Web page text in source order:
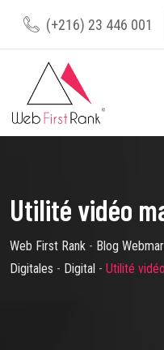
(+216) 23 446 001
Utilité vidéo
Web First Rank - Blog
Digitales - Digital - Utilité